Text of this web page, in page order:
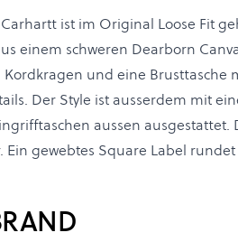
ist im Original Loose Fit
einem schweren Dearborn
Kordkragen und eine Brusttasche
Der Style ist ausserdem mit
aussen ausgestattet.
gewebtes Square Label